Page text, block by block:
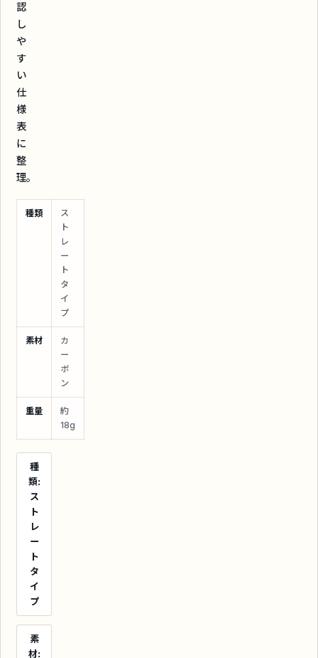
認
し
や
す
い
仕
様
表
に
整
理。
種類
ス
ト
レ
ー
ト
タ
イ
プ
素材
カ
ー
ボ
ン
重量
約
18g
種
類:
ス
ト
レ
ー
ト
タ
イ
プ
素
材: